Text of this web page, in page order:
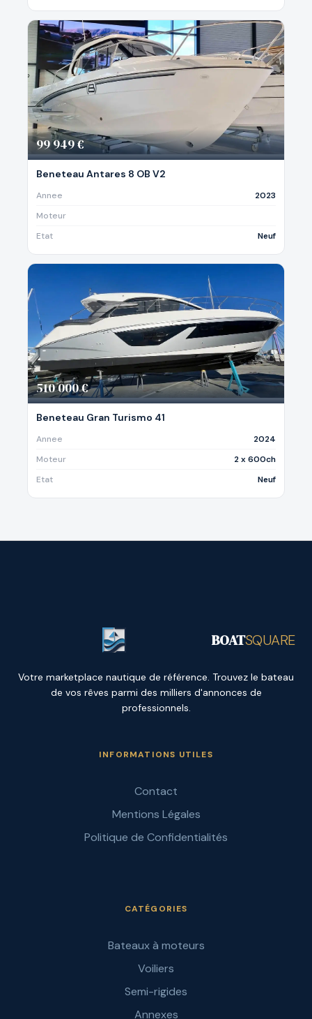
99 949 €
Beneteau Antares 8 OB V2
Annee
2023
Moteur
Etat
Neuf
510 000 €
Beneteau Gran Turismo 41
Annee
2024
Moteur
2 x 600ch
Etat
Neuf
BOATSQUARE
Votre marketplace nautique de référence. Trouvez le bateau
de vos rêves parmi des milliers d'annonces de
professionnels.
INFORMATIONS UTILES
Contact
Mentions Légales
Politique de Confidentialités
CATÉGORIES
Bateaux à moteurs
Voiliers
Semi-rigides
Annexes